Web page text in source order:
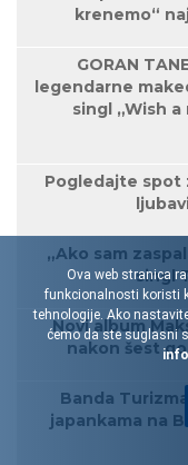
krenemo“
GORAN
legendarne
singl „Wish
Pogledajte spot
„Ako sam
singl
Novi album
nakon šest
Banda
japankama na
Ova web stranica
funkcionalnosti koristi
tehnologije. Ako
ćemo da ste suglasni